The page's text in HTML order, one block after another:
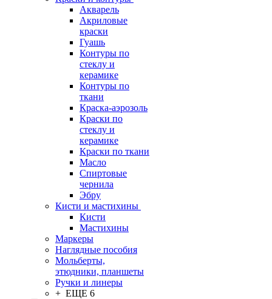
Акварель
Акриловые
краски
Гуашь
Контуры по
стеклу и
керамике
Контуры по
ткани
Краска-аэрозоль
Краски по
стеклу и
керамике
Краски по ткани
Масло
Спиртовые
чернила
Эбру
Кисти и мастихины
Кисти
Мастихины
Маркеры
Наглядные пособия
Мольберты,
этюдники, планшеты
Ручки и линеры
+ ЕЩЕ 6